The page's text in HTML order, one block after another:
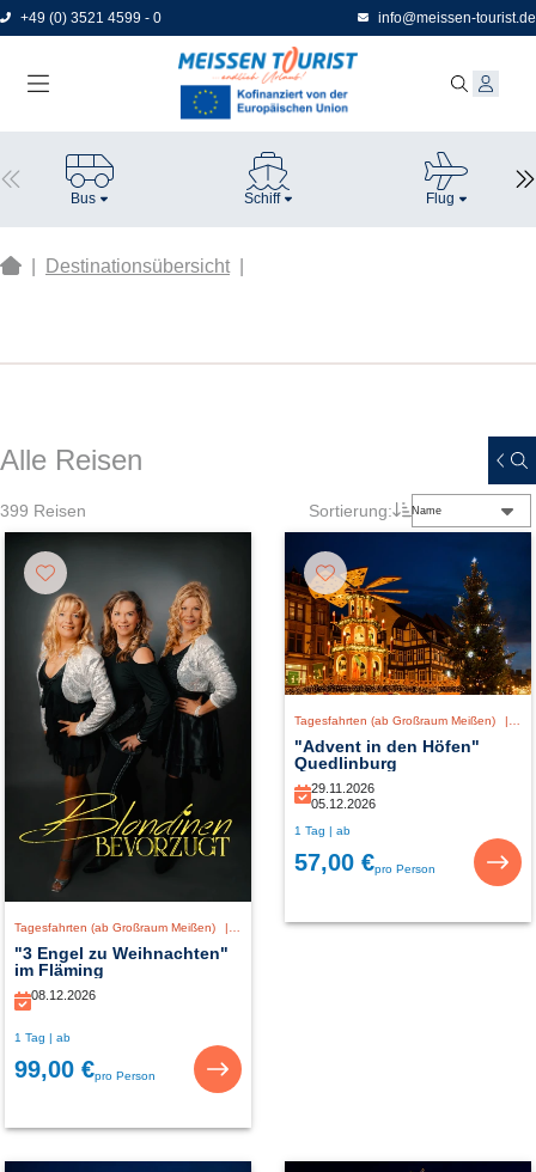
Direkt
zum
+49 (0) 3521 4599 - 0 info@meissen-tourist.de
Bus Schiff Flug
Destinationsübersicht
Alle Reisen
399 Reisen Sortierung: Name
Tagesfahrten (ab Großraum Meißen) | Deutschland
"3 Engel zu Weihnachten"
im Fläming
08.12.2026
1 Tag | ab
99,00 €pro Person
Tagesfahrten (ab Großraum Meißen)
"Advent in den Höfen"
Quedlinburg
29.11.2026
05.12.2026
1 Tag | ab
57,00 €pro Person